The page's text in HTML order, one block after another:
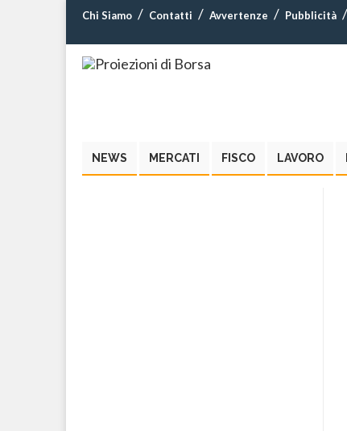
Chi Siamo Contatti Avvertenze Pubblicità
NEWS MERCATI FISCO LAVORO